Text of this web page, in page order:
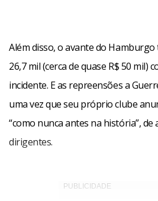
Além disso, o avante do
26,7 mil (cerca de quase R$ 50 mil)
incidente. E as repreensões a
uma vez que seu próprio clube
“como nunca antes na história”, de
dirigentes.